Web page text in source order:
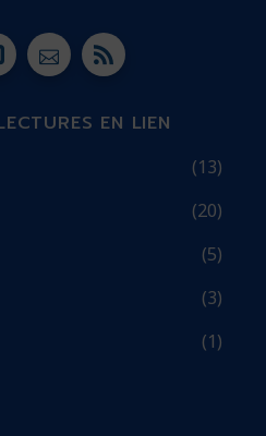
EN LIEN
(13)
(20)
(5)
(3)
(1)